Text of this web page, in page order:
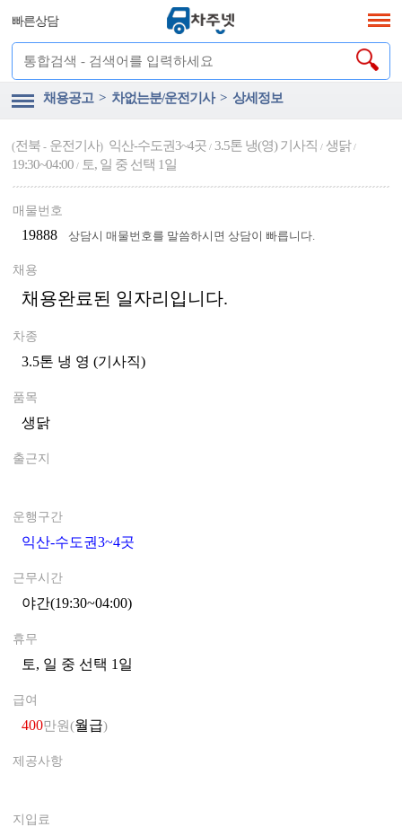
빠른상담
채용공고 > 차없는분/운전기사 > 상세정보
(전북 - 운전기사) 익산-수도권3~4곳/ 3.5톤 냉(영) 기사직/ 생닭/
19:30~04:00/ 토, 일 중 선택 1일
매물번호
19888 상담시 매물번호를 말씀하시면 상담이 빠릅니다.
채용
채용완료된 일자리입니다.
차종
3.5톤 냉 영 (기사직)
품목
생닭0
출근지
운행구간
익산-수도권3~4곳
근무시간
야간(19:30~04:00)0
휴무
토, 일 중 선택 1일
급여
400만원(월급)
제공사항
지입료